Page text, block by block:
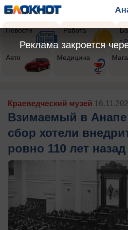
Новости Работа
-
Авто Медицина
Краеведческий музей
Взимаемый в
сбор хотели
ровно 110 лет назад
Реклама закроется